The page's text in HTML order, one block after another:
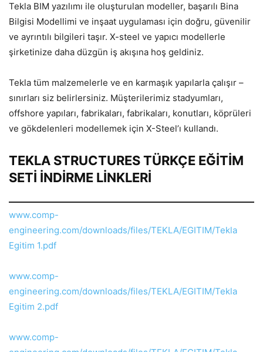
Tekla BIM yazılımı ile oluşturulan modeller, başarılı Bina
Bilgisi Modellimi ve inşaat uygulaması için doğru, güvenilir
ve ayrıntılı bilgileri taşır. X-steel ve yapıcı modellerle
şirketinize daha düzgün iş akışına hoş geldiniz.
Tekla tüm malzemelerle ve en karmaşık yapılarla çalışır –
sınırları siz belirlersiniz. Müşterilerimiz stadyumları,
offshore yapıları, fabrikaları, fabrikaları, konutları, köprüleri
ve gökdelenleri modellemek için X-Steel’ı kullandı.
TEKLA STRUCTURES TÜRKÇE EĞİTİM
SETİ İNDİRME LİNKLERİ
www.comp-
engineering.com/downloads/files/TEKLA/EGITIM/Tekla
Egitim 1.pdf
www.comp-
engineering.com/downloads/files/TEKLA/EGITIM/Tekla
Egitim 2.pdf
www.comp-